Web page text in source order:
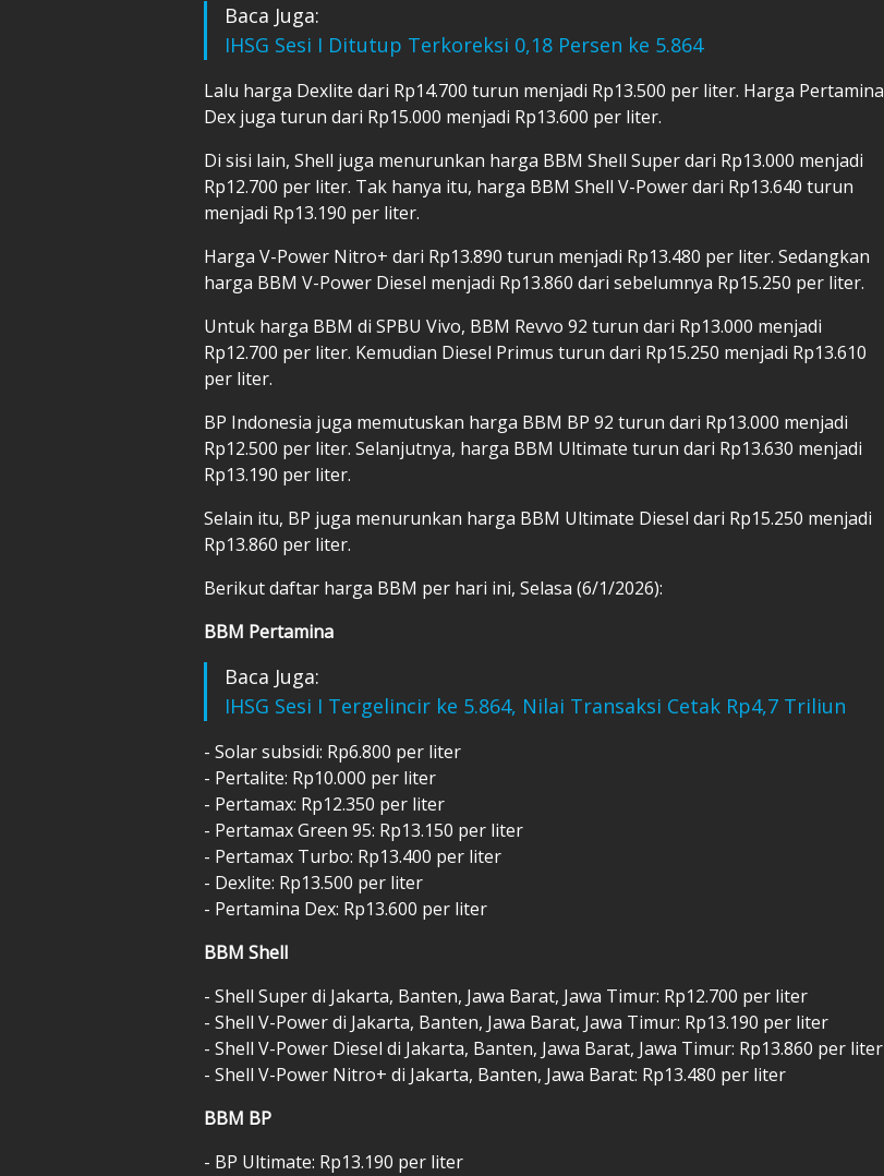
Baca Juga:
IHSG Sesi I Ditutup Terkoreksi 0,18 Persen ke 5.864
Lalu harga Dexlite dari Rp14.700 turun menjadi Rp13.500 per liter. Harga Pertamina
Dex juga turun dari Rp15.000 menjadi Rp13.600 per liter.
Di sisi lain, Shell juga menurunkan harga BBM Shell Super dari Rp13.000 menjadi
Rp12.700 per liter. Tak hanya itu, harga BBM Shell V-Power dari Rp13.640 turun
menjadi Rp13.190 per liter.
Harga V-Power Nitro+ dari Rp13.890 turun menjadi Rp13.480 per liter. Sedangkan
harga BBM V-Power Diesel menjadi Rp13.860 dari sebelumnya Rp15.250 per liter.
Untuk harga BBM di SPBU Vivo, BBM Revvo 92 turun dari Rp13.000 menjadi
Rp12.700 per liter. Kemudian Diesel Primus turun dari Rp15.250 menjadi Rp13.610
per liter.
BP Indonesia juga memutuskan harga BBM BP 92 turun dari Rp13.000 menjadi
Rp12.500 per liter. Selanjutnya, harga BBM Ultimate turun dari Rp13.630 menjadi
Rp13.190 per liter.
Selain itu, BP juga menurunkan harga BBM Ultimate Diesel dari Rp15.250 menjadi
Rp13.860 per liter.
Berikut daftar harga BBM per hari ini, Selasa (6/1/2026):
BBM Pertamina
Baca Juga:
IHSG Sesi I Tergelincir ke 5.864, Nilai Transaksi Cetak Rp4,7 Triliun
- Solar subsidi: Rp6.800 per liter
- Pertalite: Rp10.000 per liter
- Pertamax: Rp12.350 per liter
- Pertamax Green 95: Rp13.150 per liter
- Pertamax Turbo: Rp13.400 per liter
- Dexlite: Rp13.500 per liter
- Pertamina Dex: Rp13.600 per liter
BBM Shell
- Shell Super di Jakarta, Banten, Jawa Barat, Jawa Timur: Rp12.700 per liter
- Shell V-Power di Jakarta, Banten, Jawa Barat, Jawa Timur: Rp13.190 per liter
- Shell V-Power Diesel di Jakarta, Banten, Jawa Barat, Jawa Timur: Rp13.860 per liter
- Shell V-Power Nitro+ di Jakarta, Banten, Jawa Barat: Rp13.480 per liter
BBM BP
- BP Ultimate: Rp13.190 per liter